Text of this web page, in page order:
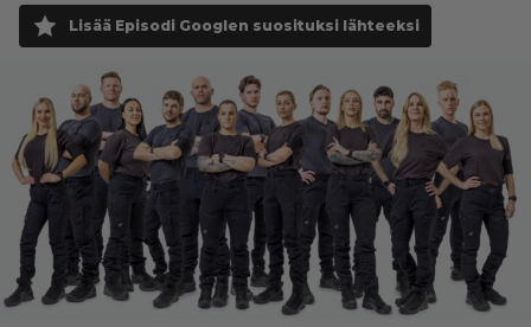
Lisää Episodi Googlen suosituksi lähteeksi